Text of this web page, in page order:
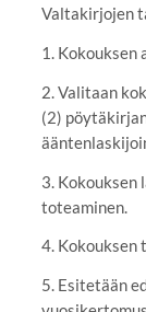
Valtakirjojen
1. Kokouksen
2. Valitaan
(2)
3. Kokouksen
toteaminen.
4.
5. Esitetään